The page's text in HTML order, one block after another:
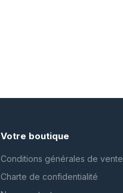
Votre boutique
Conditions générales de vente
Charte de confidentialité